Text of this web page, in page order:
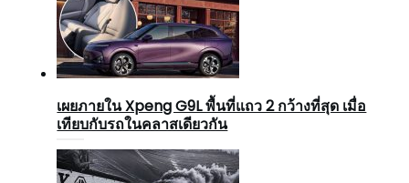
เผยภายใน Xpeng G9L พื้นที่แถว 2 กว้างที่สุด เมื่อ
เทียบกับรถในคลาสเดียวกัน